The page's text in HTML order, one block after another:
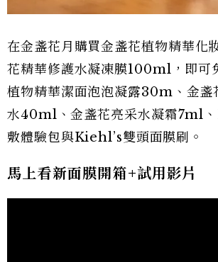
在金盞花月購買金盞花植物精華化
花精華修護水凝凍膜100ml，即可
植物精華潔面泡泡凝露30m、金盞
水40ml、金盞花亮采水凝霜7ml
敷體驗包與Kiehl’s雙頭面膜刷。
馬上看新面膜開箱+試用影片